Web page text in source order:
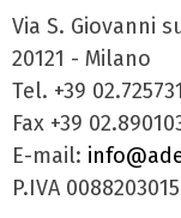
Via S. Giovanni
20121 - Milano
Tel. +39
Fax +39
E-mail:
P.IVA